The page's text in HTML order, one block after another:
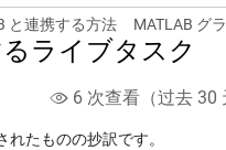
と連携する方法 MATLAB グ
ライブタスク
6 次查看（过去
れたものの抄訳です。